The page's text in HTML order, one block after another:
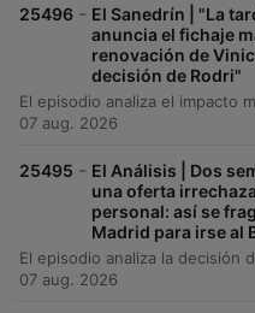
25496 - El Sanedrín | "La
anuncia el fichaje
renovación de
decisión de Rodri"
07 aug. 2026
25495 - El Análisis | Dos
una oferta
personal: así se
Madrid para irse al
07 aug. 2026